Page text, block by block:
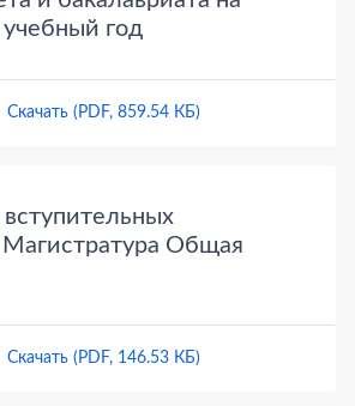
год
Скачать (PDF, 859.54 КБ)
Общая
Скачать (PDF, 146.53 КБ)